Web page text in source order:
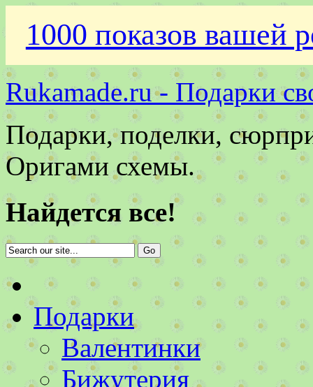
1000 показов вашей
Rukamade.ru - Подарки
Подарки, поделки,
Оригами схемы.
Найдется все!
Подарки
Валентинки
Бижутерия